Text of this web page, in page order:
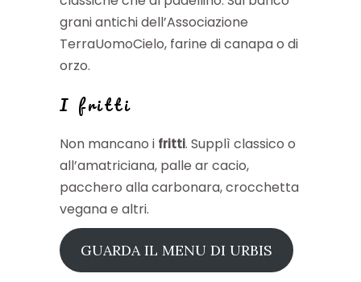
grani antichi dell’Associazione
TerraUomoCielo, farine di canapa o di
orzo.
I fritti
Non mancano i fritti. Supplì classico o
all’amatriciana, palle ar cacio,
pacchero alla carbonara, crocchetta
vegana e altri.
GUARDA IL MENU DI URBIS